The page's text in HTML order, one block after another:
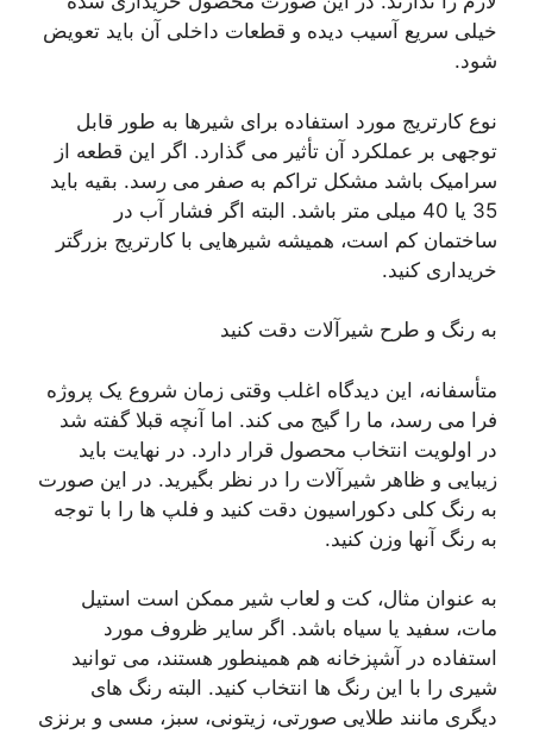
خیلی سریع آسیب دیده و قطعات داخلی آن باید تعویض
شود.
نوع کارتریج مورد استفاده برای شیرها به طور قابل
توجهی بر عملکرد آن تأثیر می گذارد. اگر این قطعه از
سرامیک باشد مشکل تراکم به صفر می رسد. بقیه باید
35 یا 40 میلی متر باشد. البته اگر فشار آب در
ساختمان کم است، همیشه شیرهایی با کارتریج بزرگتر
خریداری کنید.
به رنگ و طرح شیرآلات دقت کنید
متأسفانه، این دیدگاه اغلب وقتی زمان شروع یک پروژه
فرا می رسد، ما را گیج می کند. اما آنچه قبلا گفته شد
در اولویت انتخاب محصول قرار دارد. در نهایت باید
زیبایی و ظاهر شیرآلات را در نظر بگیرید. در این صورت
به رنگ کلی دکوراسیون دقت کنید و فلپ ها را با توجه
به رنگ آنها وزن کنید.
به عنوان مثال، کت و لعاب شیر ممکن است استیل
مات، سفید یا سیاه باشد. اگر سایر ظروف مورد
استفاده در آشپزخانه هم همینطور هستند، می توانید
شیری را با این رنگ ها انتخاب کنید. البته رنگ های
دیگری مانند طلایی صورتی، زیتونی، سبز، مسی و برنزی